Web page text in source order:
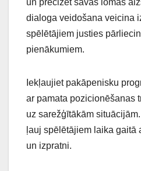
un precizēt savas lomas
dialoga veidošana veicina
spēlētājiem justies
pienākumiem.
Iekļaujiet pakāpenisku
ar pamata pozicionēšanas
uz sarežģītākām
ļauj spēlētājiem laika gaitā
un izpratni.